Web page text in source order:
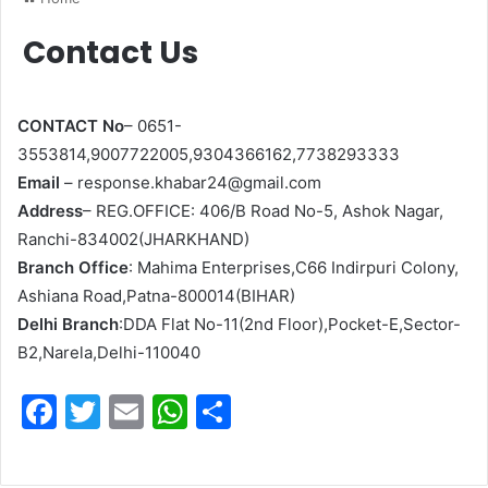
Contact Us
CONTACT No– 0651-
3553814,9007722005,9304366162,7738293333
Email – response.khabar24@gmail.com
Address– REG.OFFICE: 406/B Road No-5, Ashok Nagar,
Ranchi-834002(JHARKHAND)
Branch Office: Mahima Enterprises,C66 Indirpuri Colony,
Ashiana Road,Patna-800014(BIHAR)
Delhi Branch:DDA Flat No-11(2nd Floor),Pocket-E,Sector-
B2,Narela,Delhi-110040
F
T
E
W